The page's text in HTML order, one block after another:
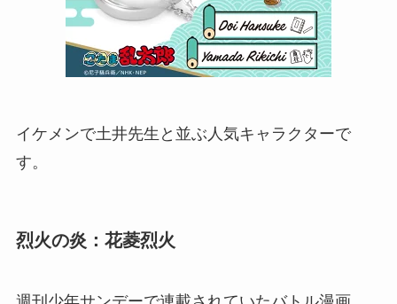
イケメンで土井先生と並ぶ人気キャラクターで
す。
烈火の炎：花菱烈火